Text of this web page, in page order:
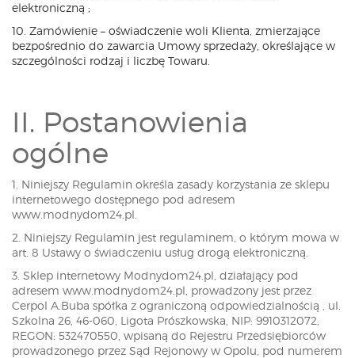
elektroniczną ;
10. Zamówienie – oświadczenie woli Klienta, zmierzające
bezpośrednio do zawarcia Umowy sprzedaży, określające w
szczególności rodzaj i liczbę Towaru.
II. Postanowienia
ogólne
1. Niniejszy Regulamin określa zasady korzystania ze sklepu
internetowego dostępnego pod adresem
www.modnydom24.pl.
2. Niniejszy Regulamin jest regulaminem, o którym mowa w
art. 8 Ustawy o świadczeniu usług drogą elektroniczną.
3. Sklep internetowy Modnydom24.pl, działający pod
adresem www.modnydom24.pl, prowadzony jest przez
Cerpol A.Buba spółka z ograniczoną odpowiedzialnością , ul.
Szkolna 26, 46-060, Ligota Prószkowska, NIP: 9910312072,
REGON: 532470550, wpisaną do Rejestru Przedsiębiorców
prowadzonego przez Sąd Rejonowy w Opolu, pod numerem